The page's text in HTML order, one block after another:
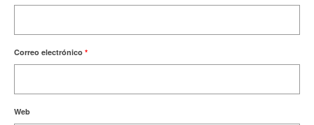
Correo electrónico *
Web